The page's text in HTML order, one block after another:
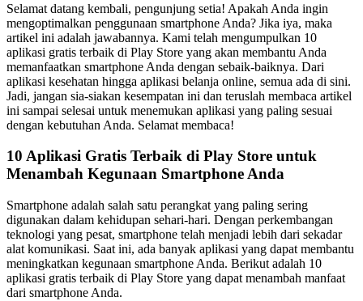
Selamat datang kembali, pengunjung setia! Apakah Anda ingin
mengoptimalkan penggunaan smartphone Anda? Jika iya, maka
artikel ini adalah jawabannya. Kami telah mengumpulkan 10
aplikasi gratis terbaik di Play Store yang akan membantu Anda
memanfaatkan smartphone Anda dengan sebaik-baiknya. Dari
aplikasi kesehatan hingga aplikasi belanja online, semua ada di sini.
Jadi, jangan sia-siakan kesempatan ini dan teruslah membaca artikel
ini sampai selesai untuk menemukan aplikasi yang paling sesuai
dengan kebutuhan Anda. Selamat membaca!
10 Aplikasi Gratis Terbaik di Play Store untuk
Menambah Kegunaan Smartphone Anda
Smartphone adalah salah satu perangkat yang paling sering
digunakan dalam kehidupan sehari-hari. Dengan perkembangan
teknologi yang pesat, smartphone telah menjadi lebih dari sekadar
alat komunikasi. Saat ini, ada banyak aplikasi yang dapat membantu
meningkatkan kegunaan smartphone Anda. Berikut adalah 10
aplikasi gratis terbaik di Play Store yang dapat menambah manfaat
dari smartphone Anda.